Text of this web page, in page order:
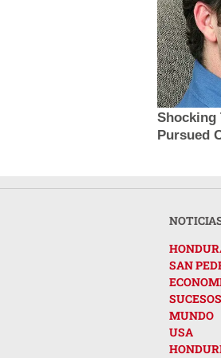
Shocking
Pursued
SAN
SUCESOS
MUNDO
USA